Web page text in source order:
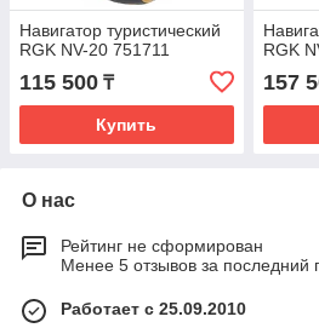
Навигатор туристический
RGK NV-20 751711
115 500 ₸
Купить
RGK
157
О нас
Рейтинг не сформирован
Менее 5 отзывов за последний
Работает с 25.09.2010